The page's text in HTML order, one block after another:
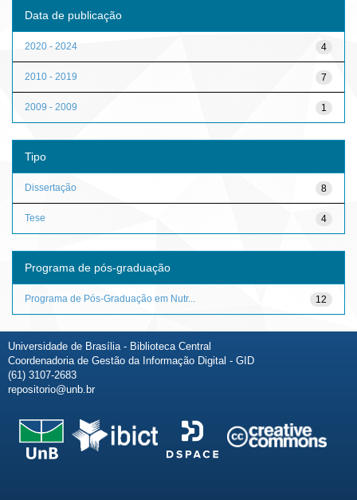
Data de publicação
4
2020 - 2024
7
2010 - 2019
1
2009 - 2009
Tipo
8
Dissertação
4
Tese
Programa de pós-graduação
12
Programa de Pós-Graduação em Nutr...
Universidade de Brasília - Biblioteca Central
Coordenadoria de Gestão da Informação Digital - GID
(61) 3107-2683
repositorio@unb.br